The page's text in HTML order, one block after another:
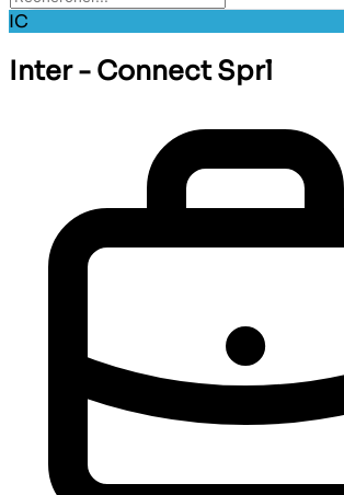
IC
Inter - Connect Sprl